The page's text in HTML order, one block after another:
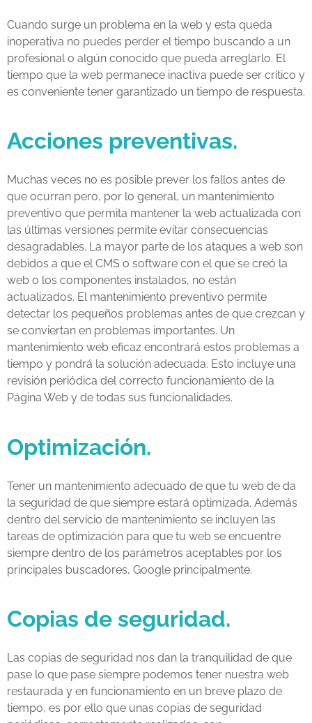
Cuando surge un problema en la web y esta queda
inoperativa no puedes perder el tiempo buscando a un
profesional o algún conocido que pueda arreglarlo. El
tiempo que la web permanece inactiva puede ser crítico y
es conveniente tener garantizado un tiempo de respuesta.
Acciones preventivas.
Muchas veces no es posible prever los fallos antes de
que ocurran pero, por lo general, un mantenimiento
preventivo que permita mantener la web actualizada con
las últimas versiones permite evitar consecuencias
desagradables. La mayor parte de los ataques a web son
debidos a que el CMS o software con el que se creó la
web o los componentes instalados, no están
actualizados. El mantenimiento preventivo permite
detectar los pequeños problemas antes de que crezcan y
se conviertan en problemas importantes. Un
mantenimiento web eficaz encontrará estos problemas a
tiempo y pondrá la solución adecuada. Esto incluye una
revisión periódica del correcto funcionamiento de la
Página Web y de todas sus funcionalidades.
Optimización.
Tener un mantenimiento adecuado de que tu web de da
la seguridad de que siempre estará optimizada. Además
dentro del servicio de mantenimiento se incluyen las
tareas de optimización para que tu web se encuentre
siempre dentro de los parámetros aceptables por los
principales buscadores, Google principalmente.
Copias de seguridad.
Las copias de seguridad nos dan la tranquilidad de que
pase lo que pase siempre podemos tener nuestra web
restaurada y en funcionamiento en un breve plazo de
tiempo, es por ello que unas copias de seguridad